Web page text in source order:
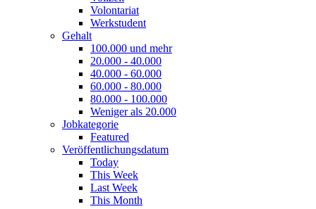
Volontariat
Werkstudent
Gehalt
100.000 und mehr
20.000 - 40.000
40.000 - 60.000
60.000 - 80.000
80.000 - 100.000
Weniger als 20.000
Jobkategorie
Featured
Veröffentlichungsdatum
Today
This Week
Last Week
This Month